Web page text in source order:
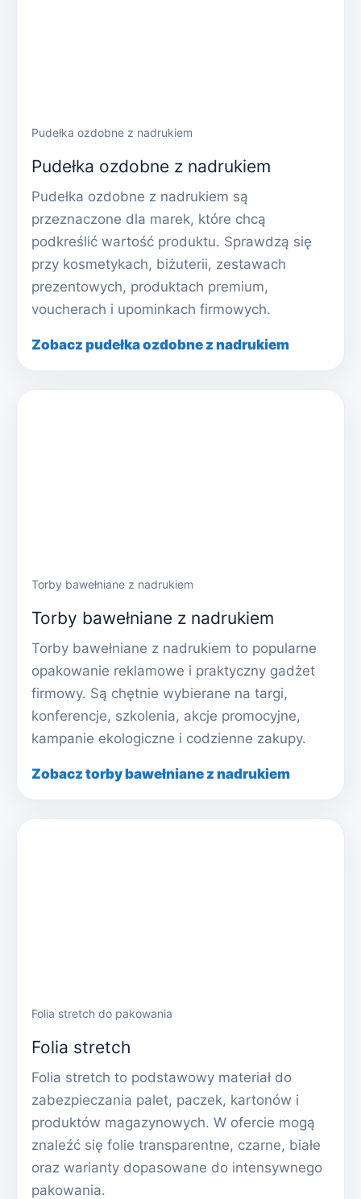
Pudełka ozdobne z nadrukiem
Pudełka ozdobne z nadrukiem
Pudełka ozdobne z nadrukiem są
przeznaczone dla marek, które chcą
podkreślić wartość produktu. Sprawdzą się
przy kosmetykach, biżuterii, zestawach
prezentowych, produktach premium,
voucherach i upominkach firmowych.
Zobacz pudełka ozdobne z nadrukiem
Torby bawełniane z nadrukiem
Torby bawełniane z nadrukiem
Torby bawełniane z nadrukiem to popularne
opakowanie reklamowe i praktyczny gadżet
firmowy. Są chętnie wybierane na targi,
konferencje, szkolenia, akcje promocyjne,
kampanie ekologiczne i codzienne zakupy.
Zobacz torby bawełniane z nadrukiem
Folia stretch do pakowania
Folia stretch
Folia stretch to podstawowy materiał do
zabezpieczania palet, paczek, kartonów i
produktów magazynowych. W ofercie mogą
znaleźć się folie transparentne, czarne, białe
oraz warianty dopasowane do intensywnego
pakowania.